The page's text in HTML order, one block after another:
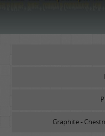
Graphite -